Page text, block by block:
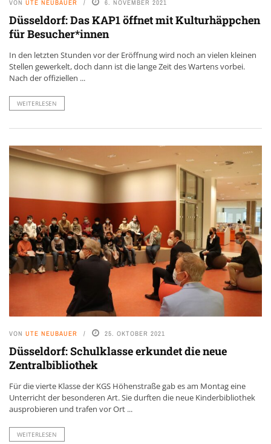
VON UTE NEUBAUER 6. NOVEMBER 2021
Düsseldorf: Das KAP1 öffnet mit Kulturhäppchen
für Besucher*innen
In den letzten Stunden vor der Eröffnung wird noch an vielen kleinen
Stellen gewerkelt, doch dann ist die lange Zeit des Wartens vorbei.
Nach der offiziellen ...
WEITERLESEN
VON UTE NEUBAUER 25. OKTOBER 2021
Düsseldorf: Schulklasse erkundet die neue
Zentralbibliothek
Für die vierte Klasse der KGS Höhenstraße gab es am Montag eine
Unterricht der besonderen Art. Sie durften die neue Kinderbibliothek
ausprobieren und trafen vor Ort ...
WEITERLESEN